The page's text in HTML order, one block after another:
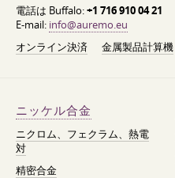
電話は Buffalo:+1 716 910 04 21
E-mail: info@auremo.eu
オンライン決済
金属製品計算機
ニッケル合金
ニクロム、フェクラム、熱電
対
精密合金